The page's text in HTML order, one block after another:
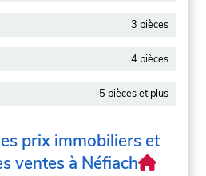
3 pièces
4 pièces
5 pièces et plus
prix immobiliers et
ventes à Néfiach